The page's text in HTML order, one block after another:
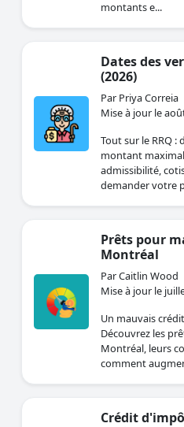
(2026)
Par Priya Correia
Mise à jour le août
montant maximal
admissibilité,
demander votre
Montréal
Par Caitlin Wood
Mise à jour le
Découvrez les
Montréal, leurs
comment
Québec